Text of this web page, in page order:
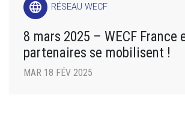
language RÉSEAU WECF
8 mars 2025 – WECF France
partenaires se mobilisent !
MAR 18 FÉV 2025